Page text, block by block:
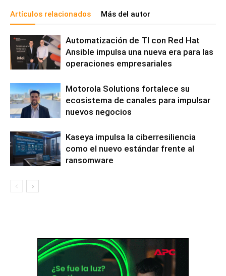
Artículos relacionados Más del autor
Automatización de TI con Red Hat
Ansible impulsa una nueva era para las
operaciones empresariales
Motorola Solutions fortalece su
ecosistema de canales para impulsar
nuevos negocios
Kaseya impulsa la ciberresiliencia
como el nuevo estándar frente al
ransomware